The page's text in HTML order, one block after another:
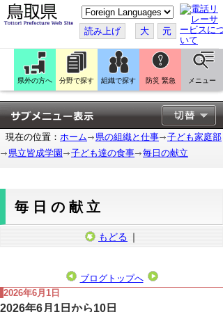
こ
の
ペ
ー
ジ
翻
訳
す
る
読み上げ 大 元
県外の方へ 分野で探す 組織で探す 防災 緊急 メニュー
現在の位置： ホーム 県の組織と仕事
子ども家庭部
県立皆成学園
子ども達の食事 毎日の献立
毎日の献立
もどる ｜
ブログトップへ
2026年6月1日
2026年6月1日から10日